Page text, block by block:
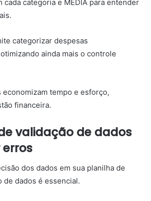
cada categoria e MÉDIA para entender
categorizar despesas
ainda mais o controle
economizam tempo e esforço,
financeira.
validação de dados
dos dados em sua planilha de
de dados é essencial.